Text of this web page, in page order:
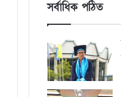
সর্বাধিক পঠিত